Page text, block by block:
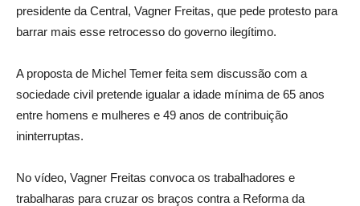
presidente da Central, Vagner Freitas, que pede protesto para
barrar mais esse retrocesso do governo ilegítimo.
A proposta de Michel Temer feita sem discussão com a
sociedade civil pretende igualar a idade mínima de 65 anos
entre homens e mulheres e 49 anos de contribuição
ininterruptas.
No vídeo, Vagner Freitas convoca os trabalhadores e
trabalharas para cruzar os braços contra a Reforma da